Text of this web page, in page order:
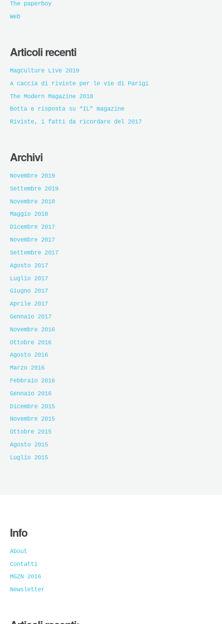
The paperboy
Web
Articoli recenti
Magculture Live 2019
A caccia di riviste per le vie di Parigi
The Modern Magazine 2018
Botta e risposta su “IL” magazine
Riviste, i fatti da ricordare del 2017
Archivi
Novembre 2019
Settembre 2019
Novembre 2018
Maggio 2018
Dicembre 2017
Novembre 2017
Settembre 2017
Agosto 2017
Luglio 2017
Giugno 2017
Aprile 2017
Gennaio 2017
Novembre 2016
Ottobre 2016
Agosto 2016
Marzo 2016
Febbraio 2016
Gennaio 2016
Dicembre 2015
Novembre 2015
Ottobre 2015
Agosto 2015
Luglio 2015
Info
About
Contatti
MGZN 2016
Newsletter